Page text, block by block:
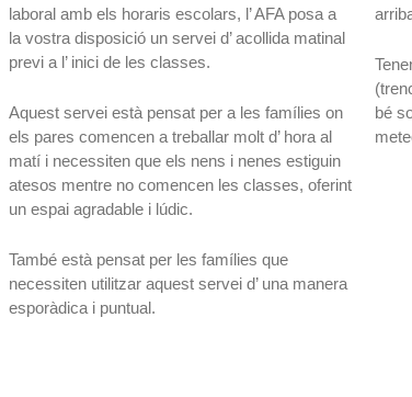
laboral amb els horaris escolars, l’ AFA posa a
la vostra disposició un servei d’ acollida matinal
previ a l’ inici de les classes.
Aquest servei està pensat per a les famílies on
els pares comencen a treballar molt d’ hora al
matí i necessiten que els nens i nenes estiguin
atesos mentre no comencen les classes, oferint
un espai agradable i lúdic.
També està pensat per les famílies que
necessiten utilitzar aquest servei d’ una manera
esporàdica i puntual.
bé